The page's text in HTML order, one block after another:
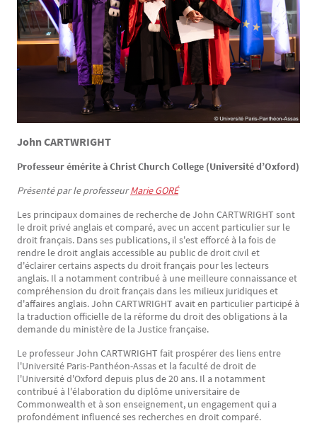
John CARTWRIGHT
Professeur émérite à Christ Church College (Université d’Oxford)
Présenté par le professeurMarie GORÉ
Les principaux domaines de recherche de John CARTWRIGHT sont
le droit privé anglais et comparé, avec un accent particulier sur le
droit français. Dans ses publications, il s'est efforcé à la fois de
rendre le droit anglais accessible au public de droit civil et
d'éclairer certains aspects du droit français pour les lecteurs
anglais. Il a notamment contribué à une meilleure connaissance et
compréhension du droit français dans les milieux juridiques et
d'affaires anglais. John CARTWRIGHT avait en particulier participé à
la traduction officielle de la réforme du droit des obligations à la
demande du ministère de la Justice française.
Le professeur John CARTWRIGHT fait prospérer des liens entre
l'Université Paris-Panthéon-Assas et la faculté de droit de
l'Université d'Oxford depuis plus de 20 ans. Il a notamment
contribué à l'élaboration du diplôme universitaire de
Commonwealth et à son enseignement, un engagement qui a
profondément influencé ses recherches en droit comparé.